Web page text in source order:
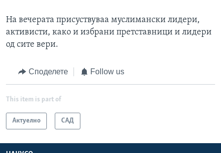
На вечерата присуствуваа муслимански лидери,
активисти, како и избрани претставници и лидери
од сите вери.
Споделете Follow us
This item is part of
Актуелно САД